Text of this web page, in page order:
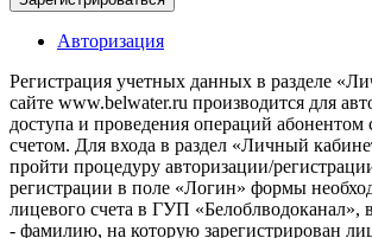
Авторизация
Регистрация учетных данных в разделе
сайте www.belwater.ru производится для
доступа и проведения операций
счетом. Для входа в раздел «Личный
пройти процедуру авторизации/
регистрации в поле «Логин» формы
лицевого счета в ГУП
- фамилию, на которую зарегистрирован